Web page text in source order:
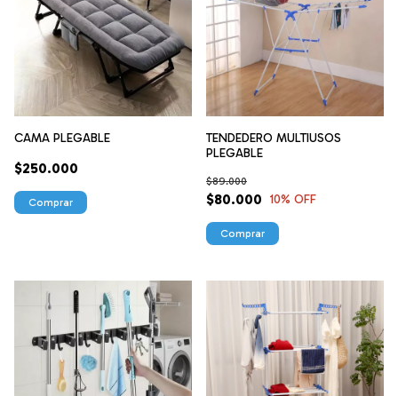
CAMA PLEGABLE
$250.000
Comprar
TENDEDERO MULTIUSOS
PLEGABLE
$80.000
$89.000
10% OFF